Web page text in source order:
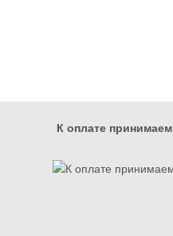
К оплате принимаем